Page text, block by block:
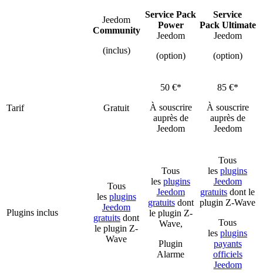
Jeedom
Community
(inclus)
Service Pack
Power
Jeedom
(option)
Service
Pack Ultimate
Jeedom
(option)
Tarif Gratuit
50 €*
À souscrire
auprès de
Jeedom
85 €*
À souscrire
auprès de
Jeedom
Plugins inclus
Tous
les plugins
Jeedom
gratuits dont
le plugin Z-
Wave
Tous
les plugins
Jeedom
gratuitsdont
le plugin Z-
Wave,
Plugin
Alarme
Tous
les plugins
Jeedom
gratuits dont le
plugin Z-Wave
Tous
les plugins
payants
officiels
Jeedom